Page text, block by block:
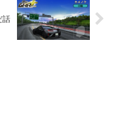
話